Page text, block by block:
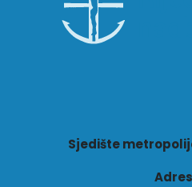
Sjedište